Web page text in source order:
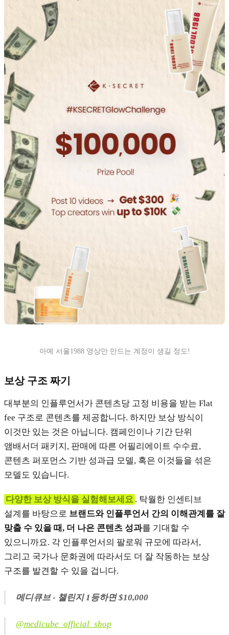
아예 서울1988 영상만 만드는 계정이 생길 정도!
보상 구조 짜기
대부분의 인플루언서가 콘텐츠당 고정 비용을 받는 Flat
fee 구조로 콘텐츠를 제공합니다. 하지만 보상 방식이
이것만 있는 것은 아닙니다. 캠페인이나 기간 단위
앰배서더 패키지, 판매에 따른 어필리에이트 수수료,
콘텐츠 퍼포먼스 기반 성과급 모델, 혹은 이것들을 섞은
모델도 있습니다.
다양한 보상 방식을 실험해보세요 . 탁월한 인센티브
설계를 바탕으로 브랜드와 인플루언서 간의 이해관계를 잘
맞출 수 있을 때, 더 나은 콘텐츠 성과를 기대할 수
있으니까요. 각 인플루언서의 팔로워 규모에 따라서,
그리고 국가나 문화권에 따라서도 더 잘 작동하는 보상
구조를 발견할 수 있을 겁니다.
메디큐브 - 챌린지 1등하면 $10,000
@medicube_official_shop